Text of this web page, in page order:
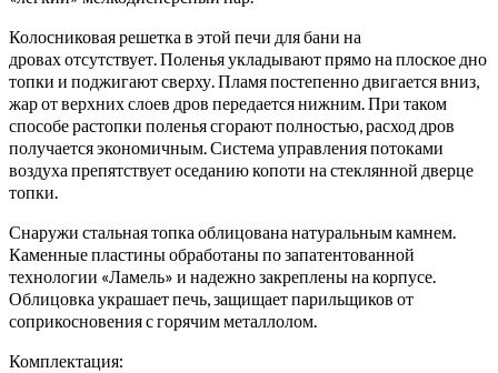
Колосниковая решетка в этой печи для бани на
дровах отсутствует. Поленья укладывают прямо на плоское дно
топки и поджигают сверху. Пламя постепенно двигается вниз,
жар от верхних слоев дров передается нижним. При таком
способе растопки поленья сгорают полностью, расход дров
получается экономичным. Система управления потоками
воздуха препятствует оседанию копоти на стеклянной дверце
топки.
Снаружи стальная топка облицована натуральным камнем.
Каменные пластины обработаны по запатентованной
технологии «Ламель» и надежно закреплены на корпусе.
Облицовка украшает печь, защищает парильщиков от
соприкосновения с горячим металлолом.
Комплектация: